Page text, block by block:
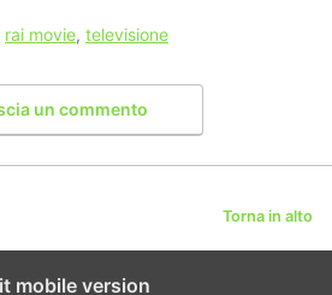
rai movie, televisione
un commento
Torna in alto
mobile version